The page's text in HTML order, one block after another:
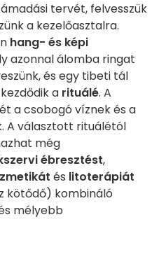
tervét, felvesszük
a kezelőasztalra.
hang- és képi
azonnal álomba ringat
és egy tibeti tál
a rituálé. A
a csobogó víznek és a
A választott rituálétól
még
ébresztést,
és litoterápiát
kötődő) kombináló
mélyebb